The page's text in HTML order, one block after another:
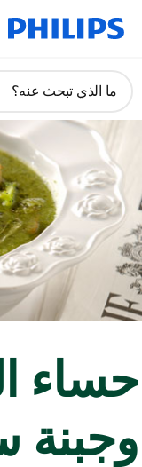
دعم
ما الذي تبحث عنه؟